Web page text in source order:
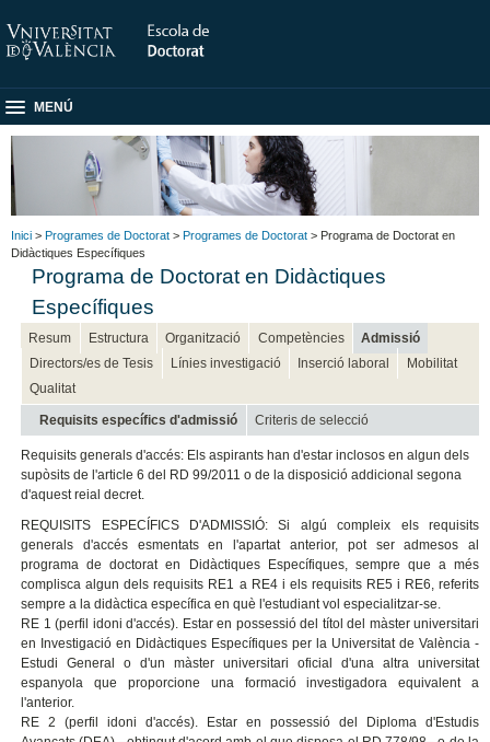
MENÚ
Inici > Programes de Doctorat > Programes de Doctorat > Programa de Doctorat en
Didàctiques Específiques
Programa de Doctorat en Didàctiques
Específiques
Resum Estructura Organització Competències
Admissió
Directors/es de Tesis
Línies investigació Inserció laboral
Mobilitat
Qualitat
Requisits específics d'admissió Criteris de selecció
Requisits generals d'accés: Els aspirants han d'estar inclosos en algun dels
supòsits de l'article 6 del RD 99/2011 o de la disposició addicional segona
d'aquest reial decret.
REQUISITS ESPECÍFICS D'ADMISSIÓ: Si algú compleix els requisits
generals d'accés esmentats en l'apartat anterior, pot ser admesos al
programa de doctorat en Didàctiques Específiques, sempre que a més
complisca algun dels requisits RE1 a RE4 i els requisits RE5 i RE6, referits
sempre a la didàctica específica en què l'estudiant vol especialitzar-se.
RE 1 (perfil idoni d'accés). Estar en possessió del títol del màster universitari
en Investigació en Didàctiques Específiques per la Universitat de València -
Estudi General o d'un màster universitari oficial d'una altra universitat
espanyola que proporcione una formació investigadora equivalent a
l'anterior.
RE 2 (perfil idoni d'accés). Estar en possessió del Diploma d'Estudis